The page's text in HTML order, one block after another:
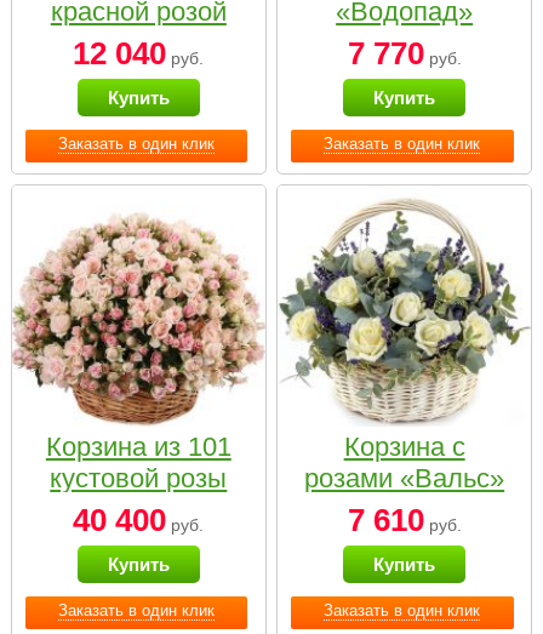
Заказать в один клик
красной розой
12 040 руб.
Купить
Заказать в один клик
«Водопад»
7 770руб.
Купить
Заказать в один клик
Корзина из 101
кустовой розы
нежных тонов
40 400 руб.
Купить
Заказать в один клик
Корзина с
розами «Вальс»
7 610руб.
Купить